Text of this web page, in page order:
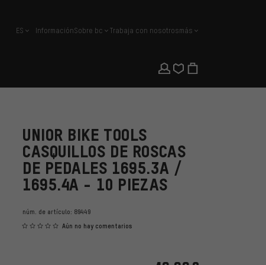
español
ES InformaciónSobre bc Trabaja con nosotrosmás
UNIOR BIKE TOOLS
CASQUILLOS DE ROSCAS
DE PEDALES 1695.3A /
1695.4A - 10 PIEZAS
núm. de artículo: 89449
Aún no hay comentarios